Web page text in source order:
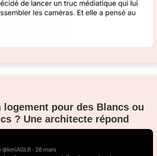
logement pour des Blancs ou
? Une architecte répond